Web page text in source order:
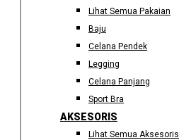
Lihat Semua Pakaian
Baju
Celana Pendek
Legging
Celana Panjang
Sport Bra
AKSESORIS
Lihat Semua Aksesoris